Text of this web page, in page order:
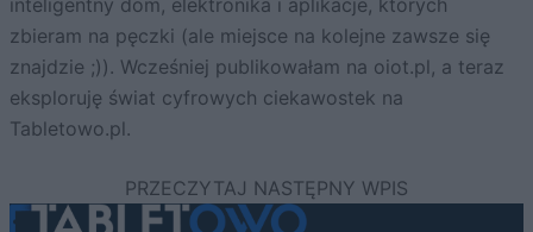
zbieram na pęczki (ale miejsce na kolejne zawsze się
znajdzie ;)). Wcześniej publikowałam na oiot.pl, a teraz
eksploruję świat cyfrowych ciekawostek na
Tabletowo.pl.